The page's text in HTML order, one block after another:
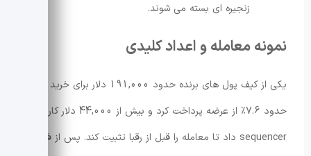
زنجیره ای بسته می شوند.
نمونه معامله و اعداد کلیدی
یکی از کیف پول های برنده حدود 191,000 دلار برای خرید
حدود 7.6٪ از عرضه پرداخت کرد و بیش از 44,000 دلار کارمزد
sequencer داد تا معامله را قبل از رقبا تثبیت کند. پس از فروش